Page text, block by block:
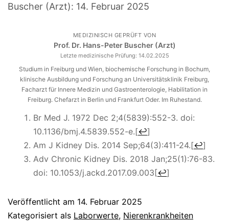
Buscher (Arzt): 14. Februar 2025
MEDIZINISCH GEPRÜFT VON
Prof. Dr. Hans-Peter Buscher (Arzt)
Letzte medizinische Prüfung: 14.02.2025
Studium in Freiburg und Wien, biochemische Forschung in Bochum,
klinische Ausbildung und Forschung an Universitätsklinik Freiburg,
Facharzt für Innere Medizin und Gastroenterologie, Habilitation in
Freiburg. Chefarzt in Berlin und Frankfurt Oder. Im Ruhestand.
Br Med J. 1972 Dec 2;4(5839):552-3. doi:
10.1136/bmj.4.5839.552-e.[↩]
Am J Kidney Dis. 2014 Sep;64(3):411-24.[↩]
Adv Chronic Kidney Dis. 2018 Jan;25(1):76-83.
doi: 10.1053/j.ackd.2017.09.003[↩]
Veröffentlicht am 14. Februar 2025
Kategorisiert als Laborwerte, Nierenkrankheiten